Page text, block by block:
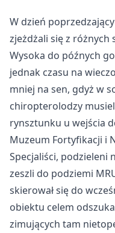
W dzień
zjeżdżali się z
Wysoka do późnych
jednak czasu na
mniej na sen, gdyż w
chiropterolodzy
rynsztunku u wejścia
Muzeum Fortyfikacji i
Specjaliści, podzieleni
zeszli do podziemi
skierował się do
obiektu celem
zimujących tam